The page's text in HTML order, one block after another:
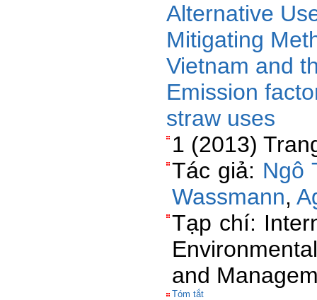
Alternative
Mitigating
Vietnam and
Emission
straw uses
1 (2013)
Tác giả: Ngô
Wassmann,
Tạp chí:
and
Tóm tắt